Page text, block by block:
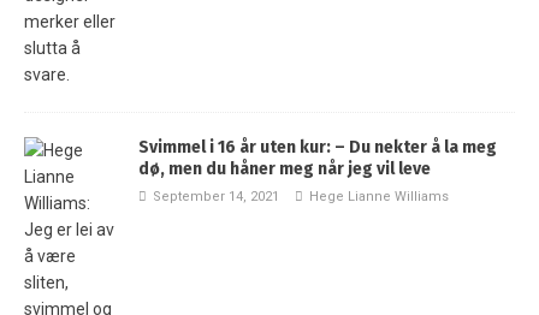
Svimmel i 16 år uten kur: – Du nekter å la meg
dø, men du håner meg når jeg vil leve
September 14, 2021 Hege Lianne Williams